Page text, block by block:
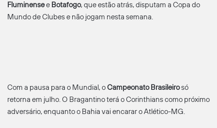
Fluminensee Botafogo, que estão atrás, disputam a Copa do
Mundo de Clubes e não jogam nesta semana.
Com a pausa para o Mundial, oCampeonato Brasileirosó
retorna em julho. O Bragantino terá o Corinthians como próximo
adversário, enquanto o Bahia vai encarar o Atlético-MG.